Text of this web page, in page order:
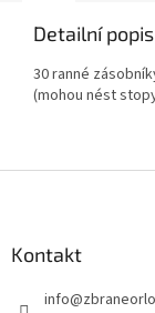
Detailní
30 ranné
(mohou nést
Kontakt
info@